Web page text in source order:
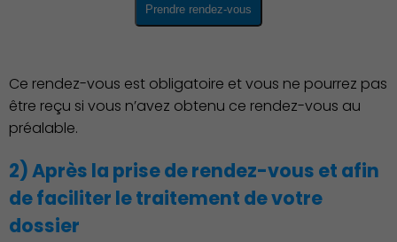
Famille
Prendre rendez-vous
Ce rendez-vous est obligatoire et vous ne pourrez pas
être reçu si vous n’avez obtenu ce rendez-vous au
préalable.
2) Après la prise de rendez-vous et afin
de faciliter le traitement de votre
dossier